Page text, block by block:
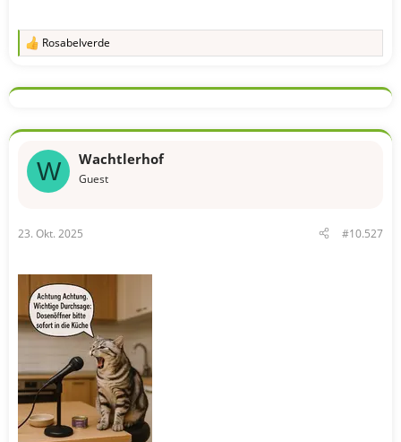
R
k
o
e
n
Rosabelverde
W Wachtlerhof
Guest
23. Okt. 2025 #10.527